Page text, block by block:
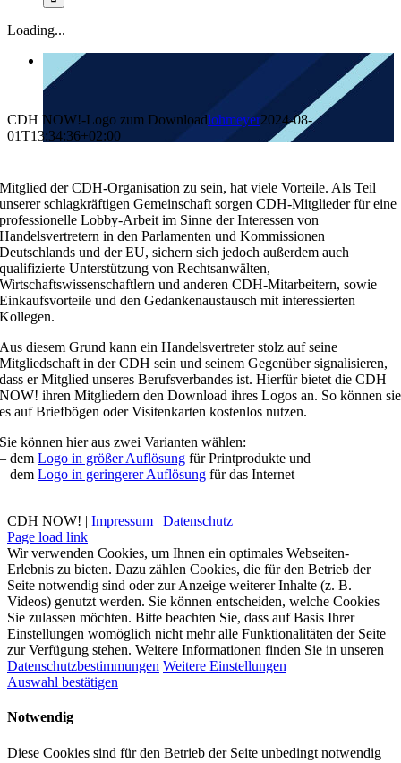
Loading...
CDH NOW!-Logo zum Downloadlohmeyer2024-08-
01T13:34:36+02:00
Mitglied der CDH-Organisation zu sein, hat viele Vorteile. Als Teil
unserer schlagkräftigen Gemeinschaft sorgen CDH-Mitglieder für eine
professionelle Lobby-Arbeit im Sinne der Interessen von
Handelsvertretern in den Parlamenten und Kommissionen
Deutschlands und der EU, sichern sich jedoch außerdem auch
qualifizierte Unterstützung von Rechtsanwälten,
Wirtschaftswissenschaftlern und anderen CDH-Mitarbeitern, sowie
Einkaufsvorteile und den Gedankenaustausch mit interessierten
Kollegen.
Aus diesem Grund kann ein Handelsvertreter stolz auf seine
Mitgliedschaft in der CDH sein und seinem Gegenüber signalisieren,
dass er Mitglied unseres Berufsverbandes ist. Hierfür bietet die CDH
NOW! ihren Mitgliedern den Download ihres Logos an. So können sie
es auf Briefbögen oder Visitenkarten kostenlos nutzen.
Sie können hier aus zwei Varianten wählen:
– demLogo in größer Auflösung für Printprodukte und
– demLogo in geringerer Auflösung für das Internet
CDH NOW! | Impressum | Datenschutz
Xing
Facebook
X
YouTube
LinkedIn
Page load link
Wir verwenden Cookies, um Ihnen ein optimales Webseiten-
Erlebnis zu bieten. Dazu zählen Cookies, die für den Betrieb der
Seite notwendig sind oder zur Anzeige weiterer Inhalte (z. B.
Videos) genutzt werden. Sie können entscheiden, welche Cookies
Sie zulassen möchten. Bitte beachten Sie, dass auf Basis Ihrer
Einstellungen womöglich nicht mehr alle Funktionalitäten der Seite
zur Verfügung stehen. Weitere Informationen finden Sie in unseren
Datenschutzbestimmungen Weitere Einstellungen
Auswahl bestätigen
Notwendig
Diese Cookies sind für den Betrieb der Seite unbedingt notwendig